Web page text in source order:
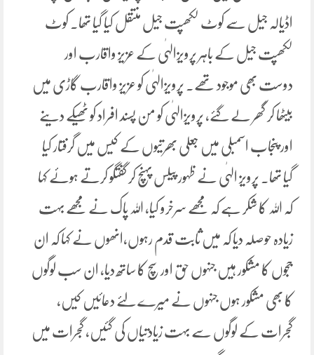
اڈیالہ جیل سے کوٹ لکھپت جیل منتقل کیا گیا تھا۔ کوٹ
لکھپت جیل کے باہر پرویزالہٰی کے عزیز واقارب اور
دوست بھی موجود تھے. پرویزالہٰی کو عزیز واقارب گاڑی میں
بیٹھا کر گھر لے گئے، پرویزالہٰی کو من پسند افراد کو ٹھیکے دینے
اور پنجاب اسمبلی میں جعلی بھرتیوں کے کیس میں گرفتار کیا
گیا تھا۔ پرویز الہٰی نے ظہور پیلس پہنچ کر گفتگو کرتے ہوئے کہا
کہ اللہ کا شکر ہے کہ مجھے سرخرو کیا، اللہ پاک نے مجھے بہت
زیادہ حوصلہ دیا کہ میں ثابت قدم رہوں،انھوں نے کہا کہ ان
ججوں کا مشکور ہیں جنہوں حق اور سچ کا ساتھ دیا، ان سب لوگوں
کا بھی مشکور ہوں جنہوں نے میرے لئے دعائیں کیں،
گجرات کے لوگوں سے بہت زیادتیاں کی گئیں، گجرات میں